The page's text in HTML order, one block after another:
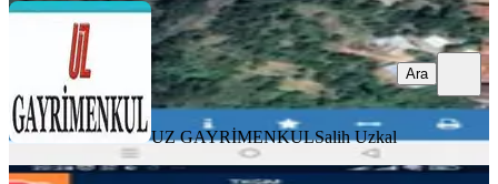
UZ GAYRİMENKULSalih Uzkal
Ara